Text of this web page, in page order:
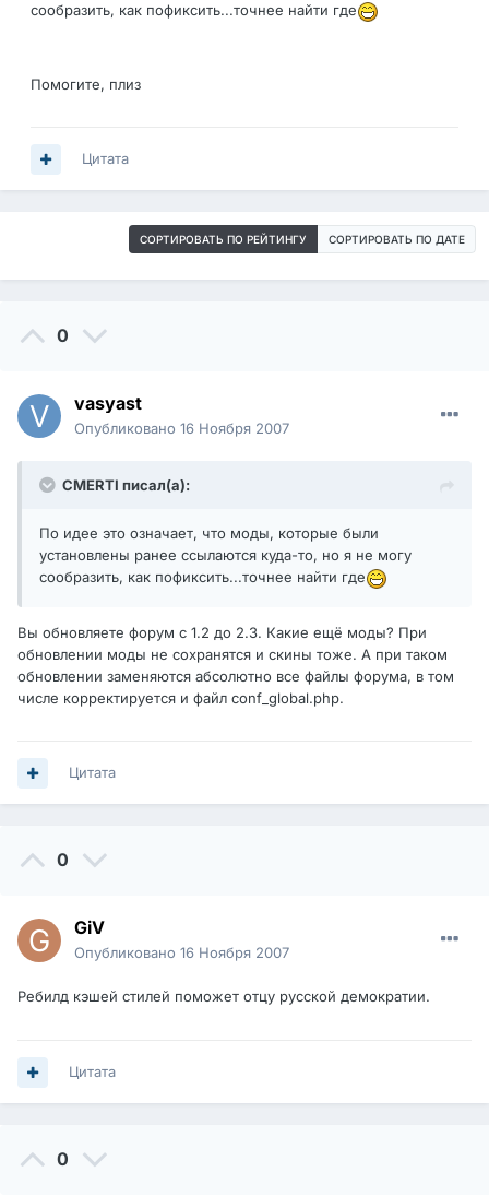
сообразить, как пофиксить...точнее найти где
Помогите, плиз
Цитата
СОРТИРОВАТЬ ПО РЕЙТИНГУ СОРТИРОВАТЬ ПО ДАТЕ
0
vasyast
Опубликовано 16 Ноября 2007
CMERTI писал(а):
По идее это означает, что моды, которые были
установлены ранее ссылаются куда-то, но я не могу
сообразить, как пофиксить...точнее найти где
Вы обновляете форум с 1.2 до 2.3. Какие ещё моды? При
обновлении моды не сохранятся и скины тоже. А при таком
обновлении заменяются абсолютно все файлы форума, в том
числе корректируется и файл conf_global.php.
Цитата
0
GiV
Опубликовано 16 Ноября 2007
Ребилд кэшей стилей поможет отцу русской демократии.
Цитата
0